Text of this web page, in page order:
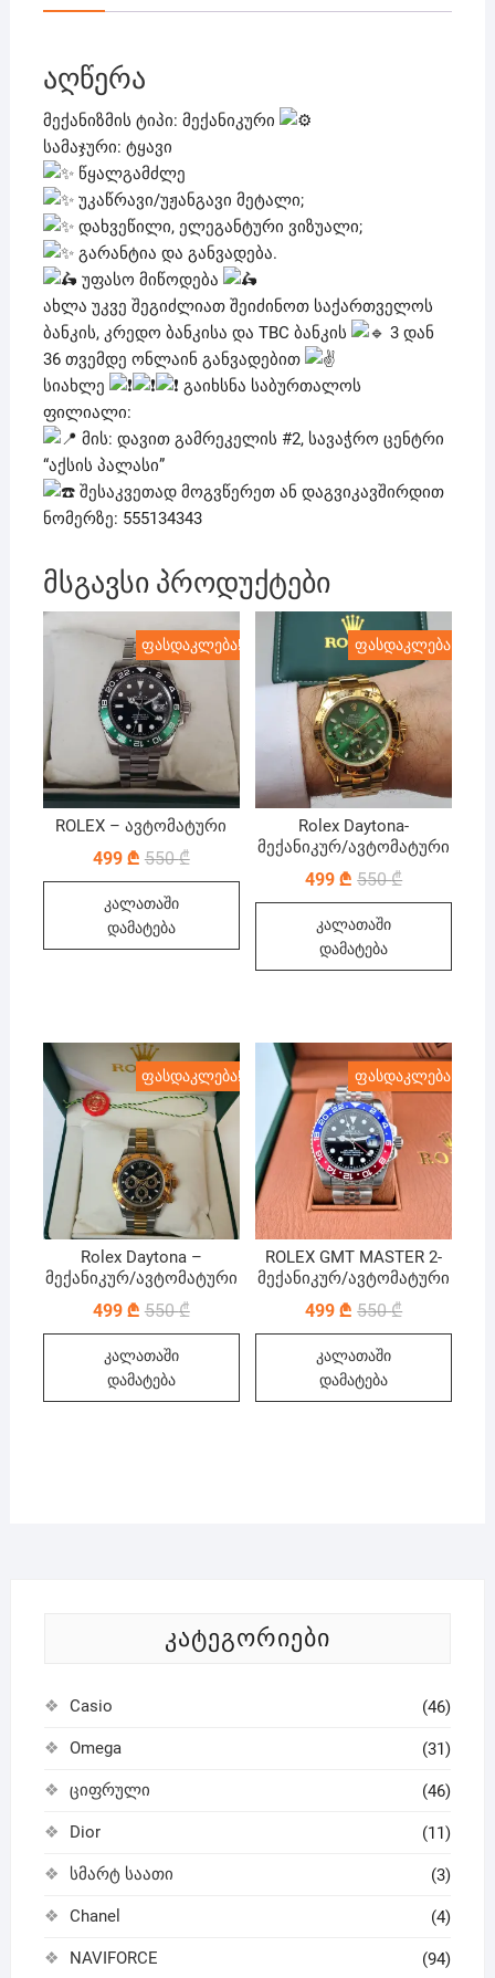
აღწერა
მექანიზმის ტიპი: მექანიკური
სამაჯური: ტყავი
წყალგამძლე
უკაწრავი/უჟანგავი მეტალი;
დახვეწილი, ელეგანტური ვიზუალი;
გარანტია და განვადება.
უფასო მიწოდება
ახლა უკვე შეგიძლიათ შეიძინოთ საქართველოს
ბანკის, კრედო ბანკისა და TBC ბანკის
3 დან
36 თვემდე ონლაინ განვადებით
სიახლე
გაიხსნა საბურთალოს
ფილიალი:
მის: დავით გამრეკელის #2, სავაჭრო ცენტრი
“აქსის პალასი”
შესაკვეთად მოგვწერეთ ან დაგვიკავშირდით
ნომერზე: 555134343
მსგავსი პროდუქტები
ფასდაკლება!
ROLEX – ავტომატური
550₾Original
499 ₾
Current
კალათაში
დამატება
ფასდაკლება!
Rolex Daytona-
მექანიკურ/ავტომატური
550₾Original
499₾
Current
კალათაში
დამატება
ფასდაკლება!
Rolex Daytona –
მექანიკურ/ავტომატური
550₾Original
499 ₾
Current
კალათაში
დამატება
ფასდაკლება!
ROLEX GMT MASTER 2-
მექანიკურ/ავტომატური
550₾Original
499₾
Current
კალათაში
დამატება
ᲙᲐᲢᲔᲒᲝᲠᲘᲔᲑᲘ
Casio (46)
Omega (31)
ციფრული (46)
Dior (11)
სმარტ საათი (3)
Chanel (4)
NAVIFORCE (94)